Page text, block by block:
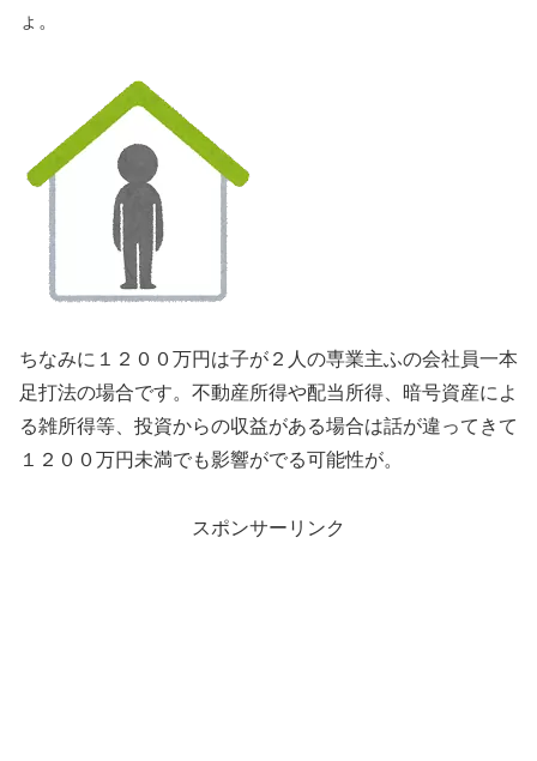
ょ。
ちなみに１２００万円は子が２人の専業主ふの会社員一本
足打法の場合です。不動産所得や配当所得、暗号資産によ
る雑所得等、投資からの収益がある場合は話が違ってきて
１２００万円未満でも影響がでる可能性が。
スポンサーリンク